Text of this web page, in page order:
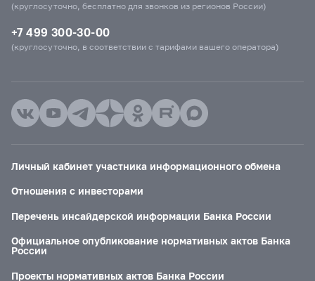
(круглосуточно, бесплатно для звонков из регионов России)
+7 499 300-30-00
(круглосуточно, в соответствии с тарифами вашего оператора)
Личный кабинет участника информационного обмена
Отношения с инвесторами
Перечень инсайдерской информации Банка России
Официальное опубликование нормативных актов Банка
России
Проекты нормативных актов Банка России